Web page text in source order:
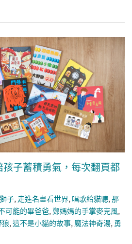
子蓄積勇氣，每次翻頁都
子,走進名畫看世界,唱歌給貓聽,那
可能的畢爸爸,鄭媽媽的手掌麥克風,
,這不是小貓的故事,魔法神奇湯,勇